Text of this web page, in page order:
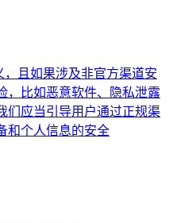
且如果涉及非官方渠道安
，比如恶意软件、隐私泄露
们应当引导用户通过正规渠
和个人信息的安全